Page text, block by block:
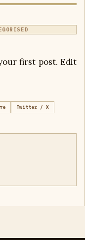
first post. Edit
Twitter / X